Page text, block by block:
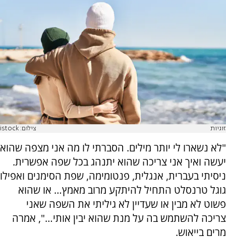
זוגיות צילום: istock
"לא נשארו לי יותר מילים. הסברתי לו מה אני מצפה שהוא
יעשה ואיך אני צריכה שהוא יתנהג בכל שפה אפשרית.
ניסיתי בעברית, אנגלית, פנטומימה, שפת הסימנים ואפילו
גוגל טרנסלט התחיל להיתקע מרוב מאמץ… או שהוא
פשוט לא מבין או שעדיין לא גיליתי את השפה שאני
צריכה להשתמש בה על מנת שהוא יבין אותי…", אמרה
מרים בייאוש.